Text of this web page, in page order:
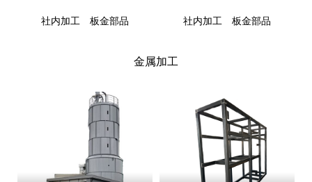
社内加工 板金部品 社内加工 板金部品
金属加工